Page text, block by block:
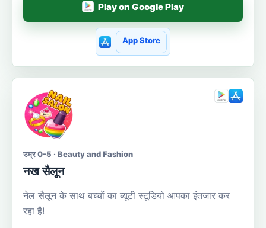
Play on Google Play
App Store
उम्र 0-5 · Beauty and Fashion
नख सैलून
नेल सैलून के साथ बच्चों का ब्यूटी स्टूडियो आपका इंतजार कर
रहा है!